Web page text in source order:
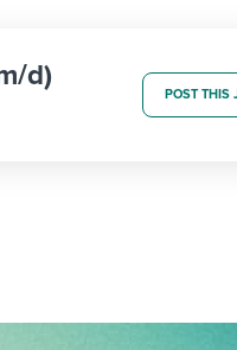
d)
POST THIS